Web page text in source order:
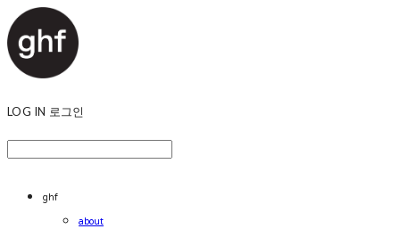
LOG IN 로그인
ghf
about